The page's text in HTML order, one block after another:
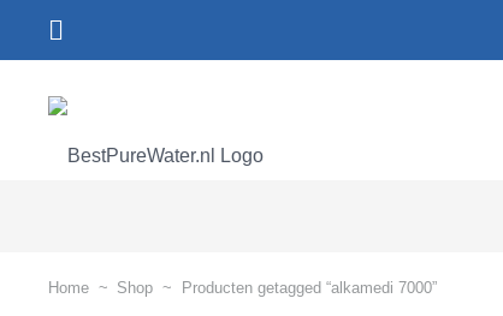
Home ~ Shop ~ Producten getagged “alkamedi 7000”